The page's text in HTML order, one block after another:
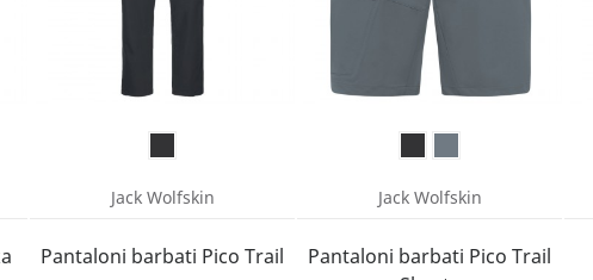
Jack Wolfskin
Pantaloni barbati Pico Trail
Jack Wolfskin
Pantaloni barbati Pico Trail